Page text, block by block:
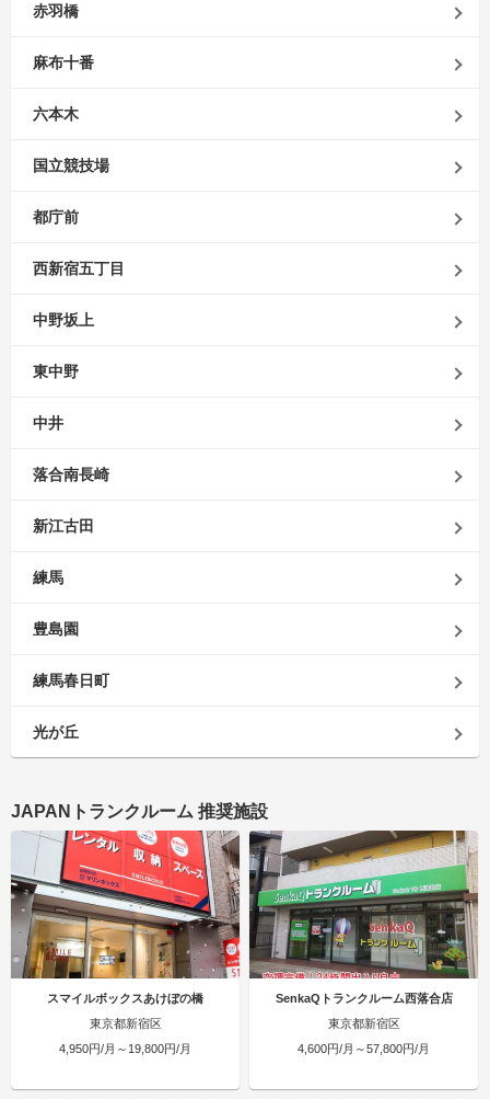
赤羽橋
麻布十番
六本木
国立競技場
都庁前
西新宿五丁目
中野坂上
東中野
中井
落合南長崎
新江古田
練馬
豊島園
練馬春日町
光が丘
JAPANトランクルーム 推奨施設
スマイルボックスあけぼの橋
東京都新宿区
4,950円/月～19,800円/月
SenkaQトランクルーム西落合店
東京都新宿区
4,600円/月～57,800円/月